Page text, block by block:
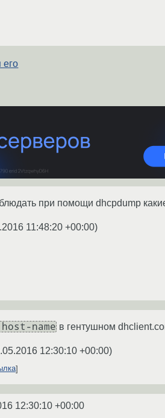
его
при помощи dhcpdump
11:48:20 +00:00)
name в гентушном
12:30:10 +00:00)
12:30:10 +00:00